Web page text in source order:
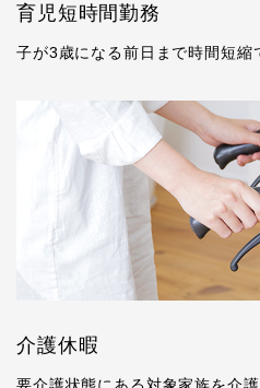
育児短時間勤務
子が3歳になる前日まで時間短縮
介護休暇